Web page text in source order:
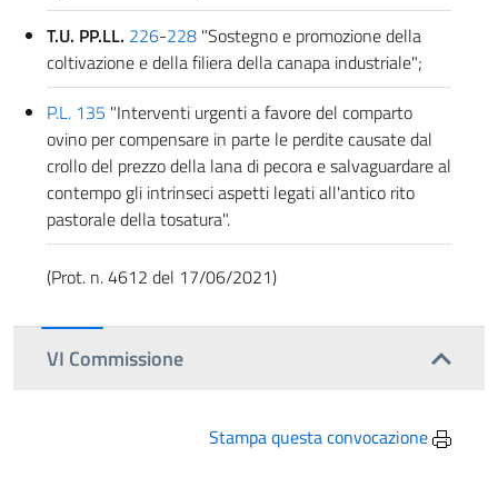
T.U. PP.LL. 226-228 "Sostegno e promozione della
coltivazione e della filiera della canapa industriale";
P.L. 135 "Interventi urgenti a favore del comparto
ovino per compensare in parte le perdite causate dal
crollo del prezzo della lana di pecora e salvaguardare al
contempo gli intrinseci aspetti legati all'antico rito
pastorale della tosatura".
(Prot. n. 4612 del 17/06/2021)
VI Commissione
Stampa questa convocazione